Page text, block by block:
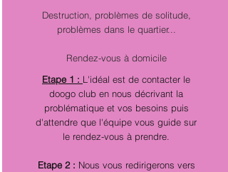
Destruction, problèmes de solitude,
problèmes dans le quartier...
Rendez-vous à domicile
Etape 1 : L'idéal est de contacter le
doogo club en nous décrivant la
problématique et vos besoins puis
d'attendre que l'équipe vous guide sur
le rendez-vous à prendre.
Etape 2 : Nous vous redirigerons vers